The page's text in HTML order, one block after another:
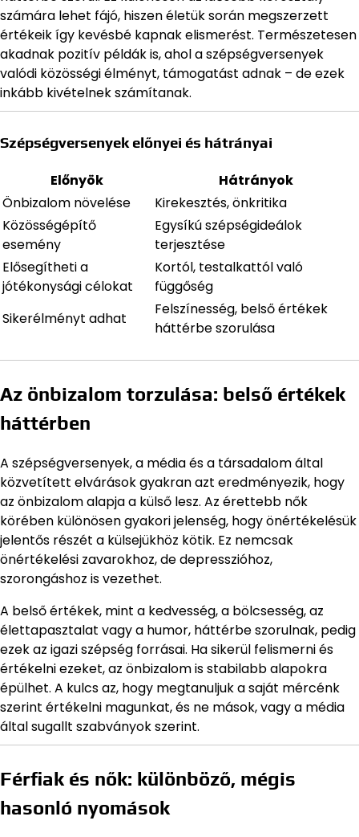
számára lehet fájó, hiszen életük során megszerzett
értékeik így kevésbé kapnak elismerést. Természetesen
akadnak pozitív példák is, ahol a szépségversenyek
valódi közösségi élményt, támogatást adnak – de ezek
inkább kivételnek számítanak.
Szépségversenyek előnyei és hátrányai
Előnyök
Hátrányok
Önbizalom növelése
Kirekesztés, önkritika
Közösségépítő
esemény
Egysíkú szépségideálok
terjesztése
Elősegítheti a
jótékonysági célokat
Kortól, testalkattól való
függőség
Sikerélményt adhat
Felszínesség, belső értékek
háttérbe szorulása
Az önbizalom torzulása: belső értékek
háttérben
A szépségversenyek, a média és a társadalom által
közvetített elvárások gyakran azt eredményezik, hogy
az önbizalom alapja a külső lesz. Az érettebb nők
körében különösen gyakori jelenség, hogy önértékelésük
jelentős részét a külsejükhöz kötik. Ez nemcsak
önértékelési zavarokhoz, de depresszióhoz,
szorongáshoz is vezethet.
A belső értékek, mint a kedvesség, a bölcsesség, az
élettapasztalat vagy a humor, háttérbe szorulnak, pedig
ezek az igazi szépség forrásai. Ha sikerül felismerni és
értékelni ezeket, az önbizalom is stabilabb alapokra
épülhet. A kulcs az, hogy megtanuljuk a saját mércénk
szerint értékelni magunkat, és ne mások, vagy a média
által sugallt szabványok szerint.
Férfiak és nők: különböző, mégis
hasonló nyomások